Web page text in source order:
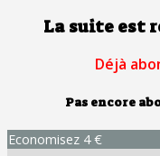
La suite est
Déjà
Pas encore
Economisez 4 €